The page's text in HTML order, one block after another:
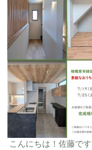
こんにちは！佐藤で